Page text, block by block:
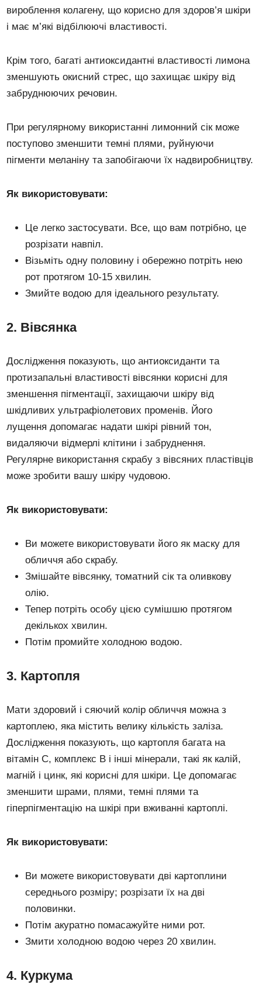
вироблення колагену, що корисно для здоров’я шкіри
і має м’які відбілюючі властивості.
Крім того, багаті антиоксидантні властивості лимона
зменшують окисний стрес, що захищає шкіру від
забруднюючих речовин.
При регулярному використанні лимонний сік може
поступово зменшити темні плями, руйнуючи
пігменти меланіну та запобігаючи їх надвиробництву.
Як використовувати:
Це легко застосувати. Все, що вам потрібно, це
розрізати навпіл.
Візьміть одну половину і обережно потріть нею
рот протягом 10-15 хвилин.
Змийте водою для ідеального результату.
2. Вівсянка
Дослідження показують, що антиоксиданти та
протизапальні властивості вівсянки корисні для
зменшення пігментації, захищаючи шкіру від
шкідливих ультрафіолетових променів. Його
лущення допомагає надати шкірі рівний тон,
видаляючи відмерлі клітини і забруднення.
Регулярне використання скрабу з вівсяних пластівців
може зробити вашу шкіру чудовою.
Як використовувати:
Ви можете використовувати його як маску для
обличчя або скрабу.
Змішайте вівсянку, томатний сік та оливкову
олію.
Тепер потріть особу цією сумішшю протягом
декількох хвилин.
Потім промийте холодною водою.
3. Картопля
Мати здоровий і сяючий колір обличчя можна з
картоплею, яка містить велику кількість заліза.
Дослідження показують, що картопля багата на
вітамін С, комплекс В і інші мінерали, такі як калій,
магній і цинк, які корисні для шкіри. Це допомагає
зменшити шрами, плями, темні плями та
гіперпігментацію на шкірі при вживанні картоплі.
Як використовувати:
Ви можете використовувати дві картоплини
середнього розміру; розрізати їх на дві
половинки.
Потім акуратно помасажуйте ними рот.
Змити холодною водою через 20 хвилин.
4. Куркума